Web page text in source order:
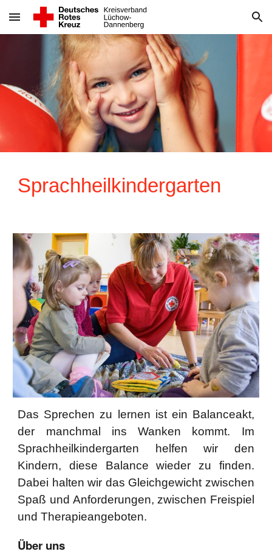
Skip to main content Skip to navigation
Sprachheilkindergarten
Das Sprechen zu lernen ist ein Balanceakt,
der manchmal ins Wanken kommt. Im
Sprachheilkindergarten helfen wir den
Kindern, diese Balance wieder zu finden.
Dabei halten wir das Gleichgewicht zwischen
Spaß und Anforderungen, zwischen Freispiel
und Therapieangeboten.
Über uns